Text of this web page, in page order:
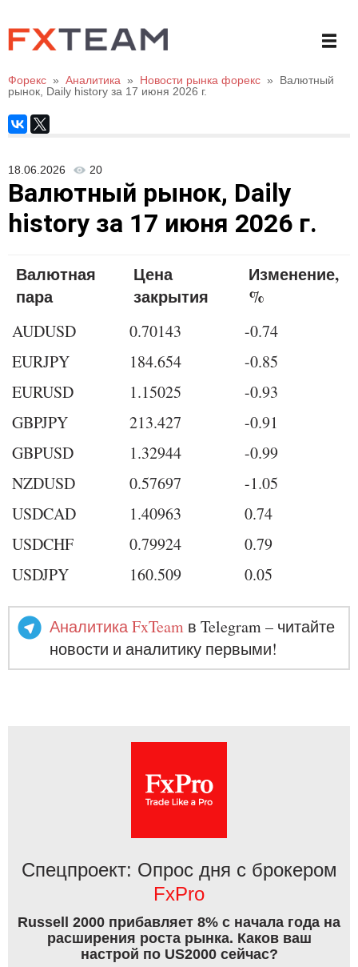
Форекс » Аналитика » Новости рынка форекс »
Валютный
рынок, Daily history за 17 июня 2026 г.
18.06.2026 20
Валютный рынок, Daily
history за 17 июня 2026 г.
Валютная
пара
Цена
закрытия
Изменение,
%
AUDUSD 0.70143
-0.74
EURJPY
184.654
-0.85
EURUSD
1.15025
-0.93
GBPJPY
213.427
-0.91
GBPUSD
1.32944
-0.99
NZDUSD
0.57697
-1.05
USDCAD
1.40963
0.74
USDCHF
0.79924
0.79
USDJPY
160.509 0.05
Аналитика FxTeam в Telegram – читайте
новости и аналитику первыми!
Спецпроект: Опрос дня с брокером
FxPro
Russell 2000 прибавляет 8% с начала года на
расширения роста рынка. Каков ваш
настрой по US2000 сейчас?